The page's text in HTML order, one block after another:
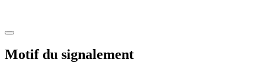
Motif du signalement